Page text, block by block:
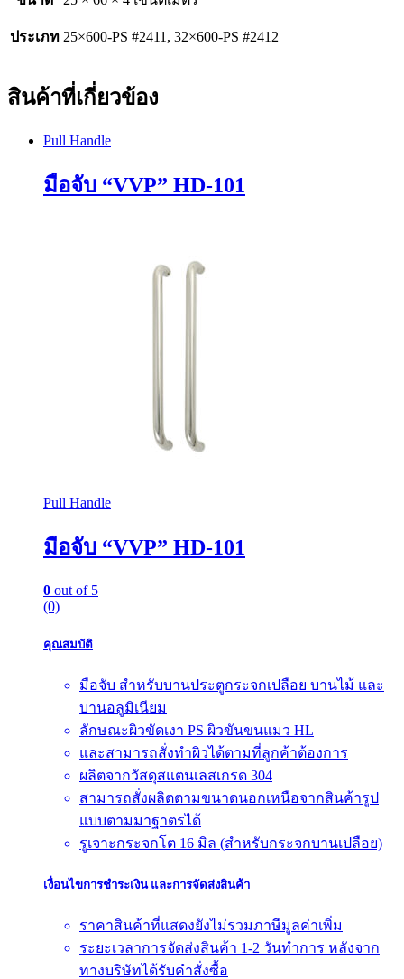
ประเภท 25×600-PS #2411, 32×600-PS #2412
สินค้าที่เกี่ยวข้อง
Pull Handle
มือจับ “VVP” HD-101
Pull Handle
มือจับ “VVP” HD-101
0 out of 5
(0)
คุณสมบัติ
มือจับ สำหรับบานประตูกระจกเปลือย บานไม้ และ
บานอลูมิเนียม
ลักษณะผิวขัดเงา PS ผิวขันขนแมว HL
และสามารถสั่งทำผิวได้ตามที่ลูกค้าต้องการ
ผลิตจากวัสดุสแตนเลสเกรด 304
สามารถสั่งผลิตตามขนาดนอกเหนือจากสินค้ารูป
แบบตามมาฐาตรได้
รูเจาะกระจกโต 16 มิล (สำหรับกระจกบานเปลือย)
เงื่อนไขการชำระเงิน และการจัดส่งสินค้า
ราคาสินค้าที่แสดงยังไม่รวมภาษีมูลค่าเพิ่ม
ระยะเวลาการจัดส่งสินค้า 1-2 วันทำการ หลังจาก
ทางบริษัทได้รับคำสั่งซื้อ